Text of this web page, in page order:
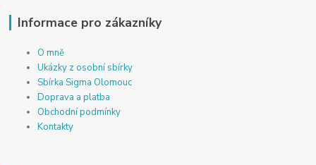
Informace pro zákazníky
O mně
Ukázky z osobní sbírky
Sbírka Sigma Olomouc
Doprava a platba
Obchodní podmínky
Kontakty